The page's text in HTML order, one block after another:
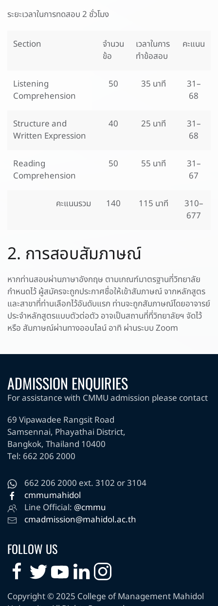
ระยะเวลาในการทดสอบ 2 ชั่วโมง
Section
จำนวน
ข้อ
เวลาในการ
ทำข้อสอบ
คะแนน
Listening
Comprehension
50 35 นาที
31–
68
Structure and
Written Expression
40 25 นาที
31–
68
Reading
Comprehension
50 55 นาที
31–
67
คะแนนรวม 140 115 นาที
310–
677
2. การสอบสัมภาษณ์
หากท่านสอบผ่านภาษาอังกฤษ ตามเกณฑ์มาตรฐานที่วิทยาลัย
กำหนดไว้ ผู้สมัครจะถูกประกาศชื่อให้เข้าสัมภาษณ์ จากหลักสูตร
และสาขาที่ท่านเลือกไว้อันดับแรก ท่านจะถูกสัมภาษณ์โดยอาจารย์
ประจำหลักสูตรแบบตัวต่อตัว อาจเป็นสถานที่ที่วิทยาลัยฯ จัดไว้
หรือ สัมภาษณ์ผ่านทางออนไลน์ อาทิ ผ่านระบบ Zoom
ADMISSION ENQUIRIES
For assistance with CMMU admission please contact
69 Vipawadee Rangsit Road
Samsennai, Phayathai District,
Bangkok, Thailand 10400
Tel: 662 206 2000
662 206 2000 ext. 3102 or 3104
cmmumahidol
Line Official: @cmmu
cmadmission@mahidol.ac.th
FOLLOW US
Copyright © 2025 College of Management Mahidol